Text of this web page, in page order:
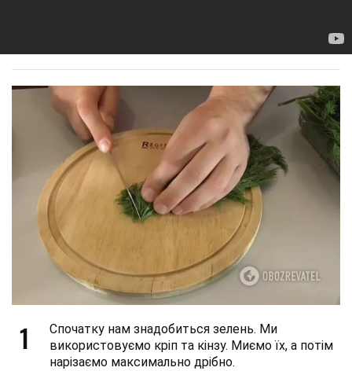
1
Спочатку нам знадобиться зелень. Ми
використовуємо кріп та кінзу. Миємо їх, а потім
нарізаємо максимально дрібно.